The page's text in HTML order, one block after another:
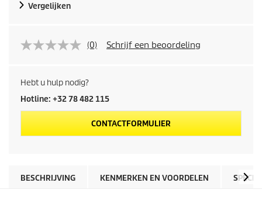
Vergelijken
(0) Schrijf een beoordeling
Hebt u hulp nodig?
Hotline: +32 78 482 115
CONTACTFORMULIER
BESCHRIJVING KENMERKEN EN VOORDELEN